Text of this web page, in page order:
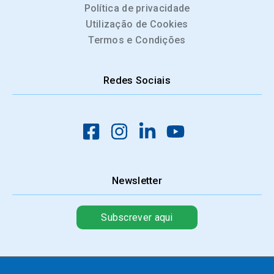
Política de privacidade
Utilização de Cookies
Termos e Condições
Redes Sociais
Newsletter
Subscrever aqui